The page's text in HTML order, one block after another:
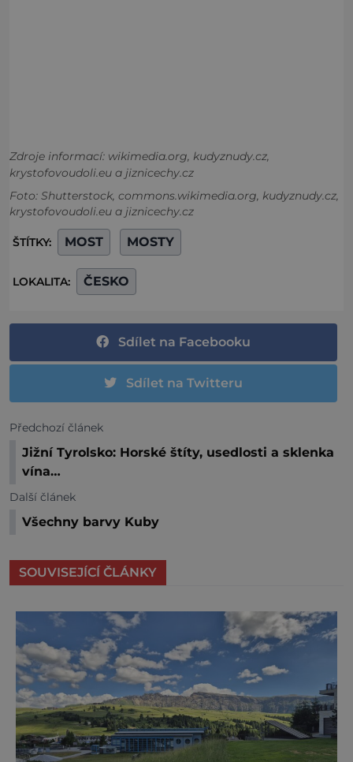
Zdroje informací: wikimedia.org, kudyznudy.cz,
krystofovoudoli.eu a jiznicechy.cz
Foto: Shutterstock, commons.wikimedia.org, kudyznudy.cz,
krystofovoudoli.eu a jiznicechy.cz
ŠTÍTKY: MOST MOSTY
LOKALITA: ČESKO
Sdílet na Facebooku
Sdílet na Twitteru
Předchozí článek
Jižní Tyrolsko: Horské štíty, usedlosti a sklenka
vína…
Další článek
Všechny barvy Kuby
SOUVISEJÍCÍ ČLÁNKY